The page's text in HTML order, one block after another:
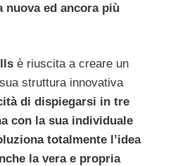
nuova ed ancora più
è riuscita a creare un
struttura innovativa
di dispiegarsi in tre
con la sua individuale
totalmente l’idea
la vera e propria